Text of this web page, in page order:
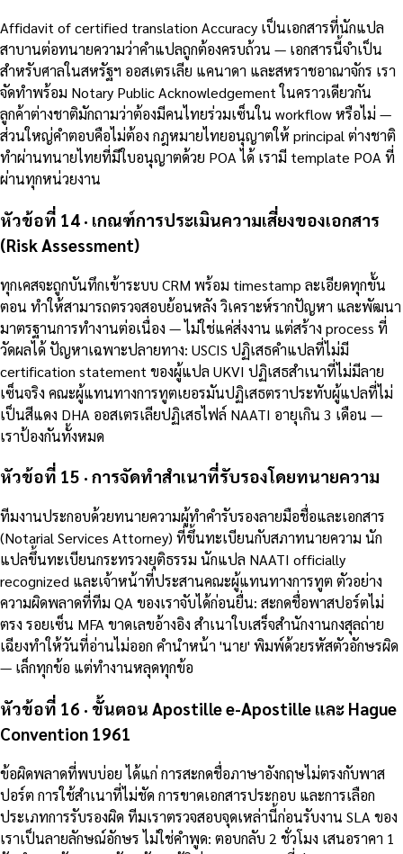
Affidavit of certified translation Accuracy เป็นเอกสารที่นักแปล
สาบานต่อทนายความว่าคำแปลถูกต้องครบถ้วน — เอกสารนี้จำเป็น
สำหรับศาลในสหรัฐฯ ออสเตรเลีย แคนาดา และสหราชอาณาจักร เรา
จัดทำพร้อม Notary Public Acknowledgement ในคราวเดียวกัน
ลูกค้าต่างชาติมักถามว่าต้องมีคนไทยร่วมเซ็นใน workflow หรือไม่ —
ส่วนใหญ่คำตอบคือไม่ต้อง กฎหมายไทยอนุญาตให้ principal ต่างชาติ
ทำผ่านทนายไทยที่มีใบอนุญาตด้วย POA ได้ เรามี template POA ที่
ผ่านทุกหน่วยงาน
หัวข้อที่ 14 · เกณฑ์การประเมินความเสี่ยงของเอกสาร
(Risk Assessment)
ทุกเคสจะถูกบันทึกเข้าระบบ CRM พร้อม timestamp ละเอียดทุกขั้น
ตอน ทำให้สามารถตรวจสอบย้อนหลัง วิเคราะห์รากปัญหา และพัฒนา
มาตรฐานการทำงานต่อเนื่อง — ไม่ใช่แค่ส่งงาน แต่สร้าง process ที่
วัดผลได้ ปัญหาเฉพาะปลายทาง: USCIS ปฏิเสธคำแปลที่ไม่มี
certification statement ของผู้แปล UKVI ปฏิเสธสำเนาที่ไม่มีลาย
เซ็นจริง คณะผู้แทนทางการทูตเยอรมันปฏิเสธตราประทับผู้แปลที่ไม่
เป็นสีแดง DHA ออสเตรเลียปฏิเสธไฟล์ NAATI อายุเกิน 3 เดือน —
เราป้องกันทั้งหมด
หัวข้อที่ 15 · การจัดทำสำเนาที่รับรองโดยทนายความ
ทีมงานประกอบด้วยทนายความผู้ทำคำรับรองลายมือชื่อและเอกสาร
(Notarial Services Attorney) ที่ขึ้นทะเบียนกับสภาทนายความ นัก
แปลขึ้นทะเบียนกระทรวงยุติธรรม นักแปล NAATI officially
recognized และเจ้าหน้าที่ประสานคณะผู้แทนทางการทูต ตัวอย่าง
ความผิดพลาดที่ทีม QA ของเราจับได้ก่อนยื่น: สะกดชื่อพาสปอร์ตไม่
ตรง รอยเซ็น MFA ขาดเลขอ้างอิง สำเนาใบเสร็จสำนักงานกงสุลถ่าย
เฉียงทำให้วันที่อ่านไม่ออก คำนำหน้า 'นาย' พิมพ์ด้วยรหัสตัวอักษรผิด
— เล็กทุกข้อ แต่ทำงานหลุดทุกข้อ
หัวข้อที่ 16 · ขั้นตอน Apostille e-Apostille และ Hague
Convention 1961
ข้อผิดพลาดที่พบบ่อย ได้แก่ การสะกดชื่อภาษาอังกฤษไม่ตรงกับพาส
ปอร์ต การใช้สำเนาที่ไม่ชัด การขาดเอกสารประกอบ และการเลือก
ประเภทการรับรองผิด ทีมเราตรวจสอบจุดเหล่านี้ก่อนรับงาน SLA ของ
เราเป็นลายลักษณ์อักษร ไม่ใช่คำพูด: ตอบกลับ 2 ชั่วโมง เสนอราคา 1